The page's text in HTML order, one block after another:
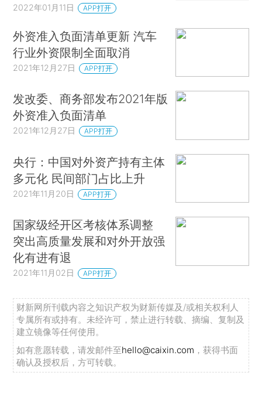
2022年01月11日 APP打开
外资准入负面清单更新 汽车
行业外资限制全面取消
2021年12月27日 APP打开
发改委、商务部发布2021年版
外资准入负面清单
2021年12月27日 APP打开
央行：中国对外资产持有主体
多元化 民间部门占比上升
2021年11月20日 APP打开
国家级经开区考核体系调整
突出高质量发展和对外开放强
化有进有退
2021年11月02日 APP打开
财新网所刊载内容之知识产权为财新传媒及/或相关权利人
专属所有或持有。未经许可，禁止进行转载、摘编、复制及
建立镜像等任何使用。
如有意愿转载，请发邮件至hello@caixin.com ，获得书面
确认及授权后，方可转载。